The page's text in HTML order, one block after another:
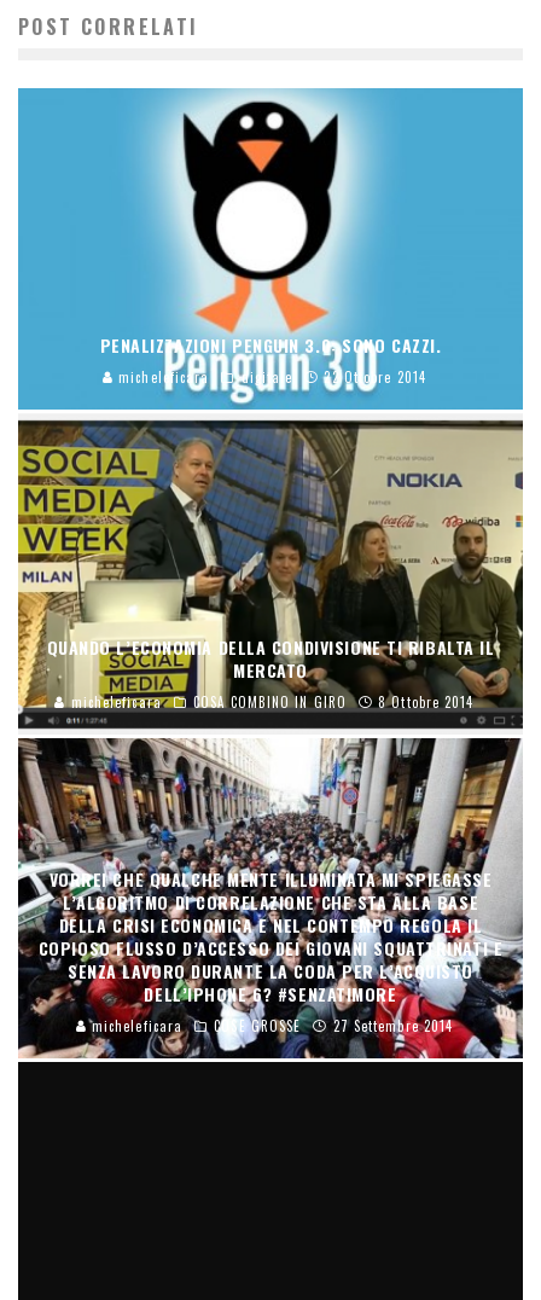
POST CORRELATI
PENALIZZAZIONI PENGUIN 3.0: SONO CAZZI.
micheleficara digitale 22 Ottobre 2014
QUANDO L’ECONOMIA DELLA CONDIVISIONE TI RIBALTA IL
MERCATO
micheleficara COSA COMBINO IN GIRO 8 Ottobre 2014
VORREI CHE QUALCHE MENTE ILLUMINATA MI SPIEGASSE
L’ALGORITMO DI CORRELAZIONE CHE STA ALLA BASE
DELLA CRISI ECONOMICA E NEL CONTEMPO REGOLA IL
COPIOSO FLUSSO D’ACCESSO DEI GIOVANI SQUATTRINATI E
SENZA LAVORO DURANTE LA CODA PER L’ACQUISTO
DELL’IPHONE 6? #SENZATIMORE
micheleficara COSE GROSSE 27 Settembre 2014